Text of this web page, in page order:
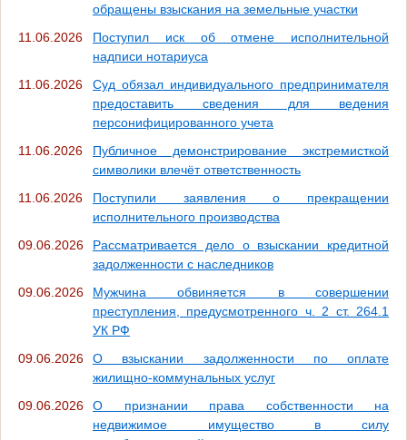
обращены взыскания на земельные участки
11.06.2026
Поступил иск об отмене исполнительной
надписи нотариуса
11.06.2026
Суд обязал индивидуального предпринимателя
предоставить сведения для ведения
персонифицированного учета
11.06.2026
Публичное демонстрирование экстремисткой
символики влечёт ответственность
11.06.2026
Поступили заявления о прекращении
исполнительного производства
09.06.2026
Рассматривается дело о взыскании кредитной
задолженности с наследников
09.06.2026
Мужчина обвиняется в совершении
преступления, предусмотренного ч. 2 ст. 264.1
УК РФ
09.06.2026
О взыскании задолженности по оплате
жилищно-коммунальных услуг
09.06.2026
О признании права собственности на
недвижимое имущество в силу